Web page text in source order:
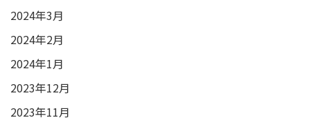
2024年3月
2024年2月
2024年1月
2023年12月
2023年11月